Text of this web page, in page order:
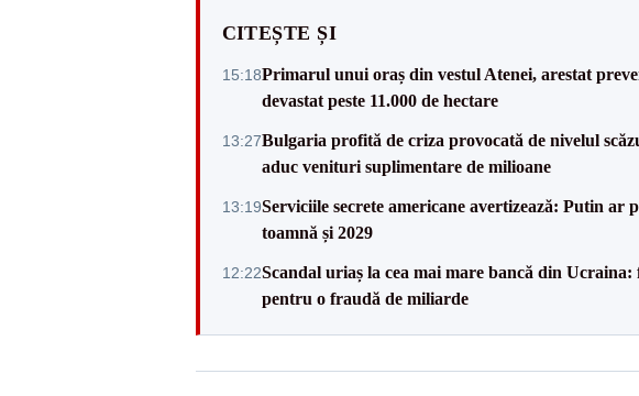
CITEȘTE ȘI
15:18Primarul unui oraș din vestul Atenei, arestat
devastat peste 11.000 de hectare
13:27Bulgaria profită de criza provocată de nivelul
aduc venituri suplimentare de milioane
13:19Serviciile secrete americane avertizează: Putin ar
toamnă și 2029
12:22Scandal uriaș la cea mai mare bancă din
pentru o fraudă de miliarde